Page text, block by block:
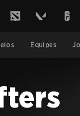
Equipes